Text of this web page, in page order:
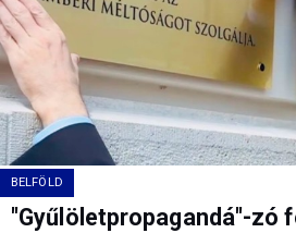
BELFÖLD
"Gyűlöletpropagandá"-zó